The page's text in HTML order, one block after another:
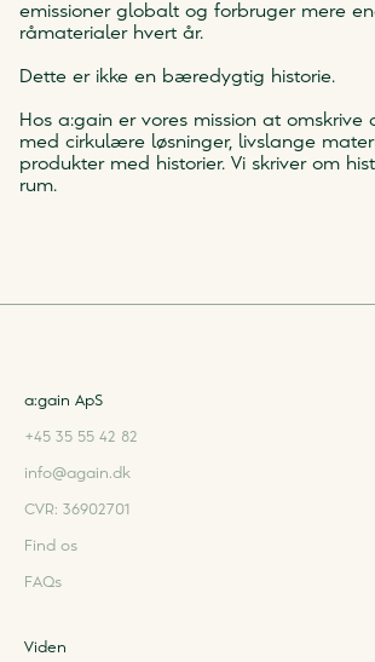
emissioner globalt og forbruger mere
råmaterialer hvert år.
Dette er ikke en bæredygtig historie.
Hos a:gain er vores mission at omskrive
med cirkulære løsninger, livslange
produkter med historier. Vi skriver om
rum.
a:gain ApS
+45 35 55 42 82
info@again.dk
CVR: 36902701
Find os
FAQs
Viden